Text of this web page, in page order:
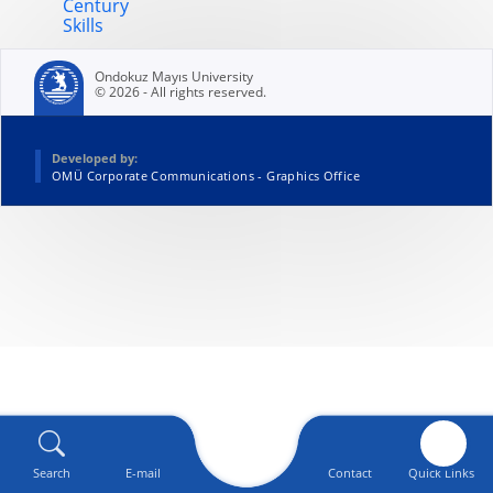
Search E-mail Contact Quick Links
Century
Skills
Ondokuz Mayıs University
© 2026 - All rights reserved.
Developed by:
OMÜ Corporate Communications - Graphics Office